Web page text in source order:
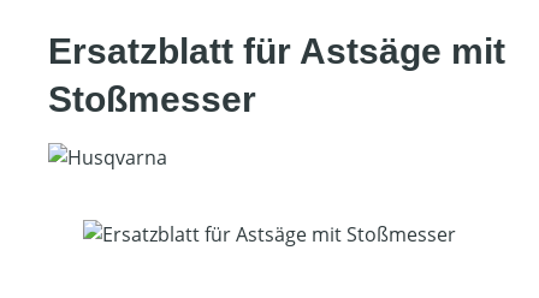
Ersatzblatt für Astsäge mit
Stoßmesser
Bildergalerie überspringen